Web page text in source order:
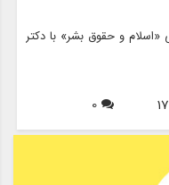
16 کارگاه آموزشی «اسلام و حقوق بشر» با دکتر
0